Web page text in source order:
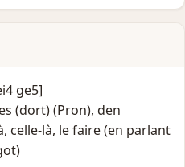
ge5]
(dort)​ (Pron)​, den
celle-là, le faire (en parlant